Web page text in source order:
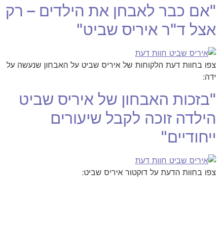
"אם כבר לאבחן את הילדים – רק
אצל ד"ר איריס שביט"
צפו בחוות דעת הלקוחות של איריס שביט על האבחון שנעשה על
ידה:
"בזכות האבחון של איריס שביט
הילדה זוכה לקבל שיעורים
ייחודיים"
צפו בחוות הדעת על דוקטור איריס שביט: